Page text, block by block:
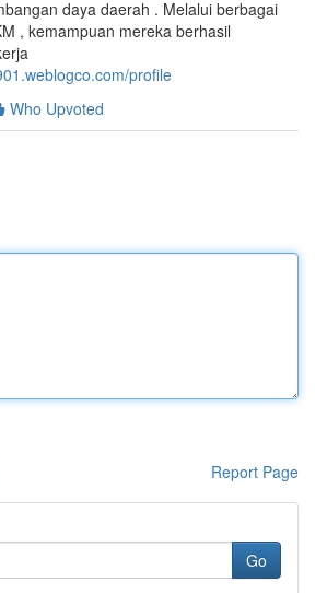
daya daerah . Melalui berbagai
, kemampuan mereka berhasil
profile
Who Upvoted
Report Page
Go